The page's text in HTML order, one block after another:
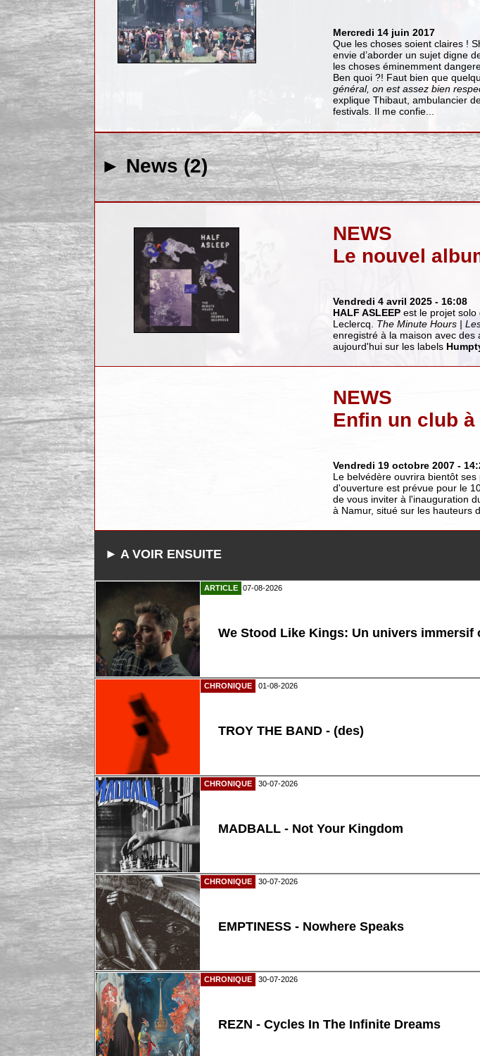
Mercredi 14 juin 2017
Que les choses soient claires !
envie d’aborder un sujet digne
les choses éminemment
Ben quoi ?! Faut bien que
général, on est assez bien
explique Thibaut, ambulancier
festivals. Il me confie...
► News (2)
NEWS
Le nouvel
Vendredi 4 avril 2025 - 16:08
HALF ASLEEPest le projet solo
Leclercq. The Minute Hours |
enregistré à la maison avec des
aujourd'hui sur les labels
NEWS
Enfin un club
Vendredi 19 octobre 2007 -
Le belvédère ouvrira bientôt
d'ouverture est prévue pour le
de vous inviter à l'inauguration
à Namur, situé sur les hauteurs
► A VOIR ENSUITE
ARTICLE 07-08-2026
We Stood Like Kings: Un univers
CHRONIQUE 01-08-2026
TROY THE BAND - (des)
CHRONIQUE 30-07-2026
MADBALL - Not Your Kingdom
CHRONIQUE 30-07-2026
EMPTINESS - Nowhere Speaks
CHRONIQUE 30-07-2026
REZN - Cycles In The Infinite Dreams